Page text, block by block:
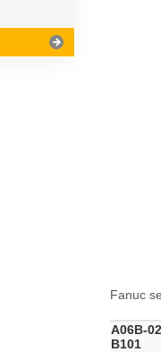
Fanuc
A06B-
B101